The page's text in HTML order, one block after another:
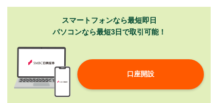
スマートフォンなら最短即日
パソコンなら最短3日で取引可能！
口座開設